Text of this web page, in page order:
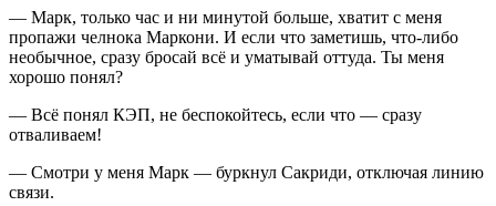
— Марк, только час и ни минутой больше, хватит с меня
пропажи челнока Маркони. И если что заметишь, что-либо
необычное, сразу бросай всё и уматывай оттуда. Ты меня
хорошо понял?
— Всё понял КЭП, не беспокойтесь, если что — сразу
отваливаем!
— Смотри у меня Марк — буркнул Сакриди, отключая линию
связи.